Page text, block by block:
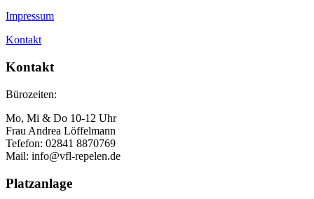
Impressum
Kontakt
Kontakt
Bürozeiten:
Mo, Mi & Do 10-12 Uhr
Frau Andrea Löffelmann
Tefefon: 02841 8870769
Mail: info@vfl-repelen.de
Platzanlage